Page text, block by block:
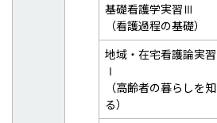
基礎看護学実習Ⅲ
（看護過程の基礎）
地域・在宅看護論実習
Ⅰ
（高齢者の暮らしを知
る）